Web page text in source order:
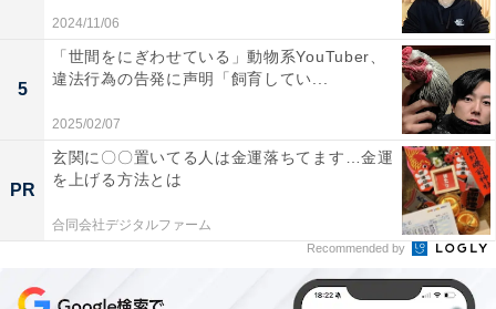
2024/11/06
5
「世間をにぎわせている」動物系YouTuber、
違法行為の告発に声明「飼育してい...
2025/02/07
PR
玄関に〇〇置いてる人は金運落ちてます…金運
を上げる方法とは
合同会社デジタルファーム
Recommended by